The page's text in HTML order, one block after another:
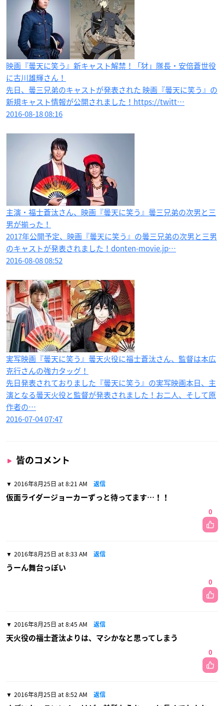
映画『曇天に笑う』新キャスト解禁！「犲」隊長・安倍蒼世役
に古川雄輝さん！
先日、曇三兄弟のキャストが発表された 映画『曇天に笑う』の
新規キャスト情報が公開されました！https://twitt…
2016-08-18 08:16
主演・福士蒼汰さん、映画『曇天に笑う』曇三兄弟の次男と三
男が揃った！
2017年公開予定、映画『曇天に笑う』の曇三兄弟の次男と三男
のキャストが発表されました！donten-movie.jp…
2016-08-08 08:52
実写映画『曇天に笑う』曇天火役に福士蒼汰さん、監督は本広
克行さんの強力タッグ！
先日発表されておりました『曇天に笑う』の実写映画本日、主
演となる曇天火役と監督が発表されました！お二人、そして原
作者の…
2016-07-04 07:47
皆のコメント
2016年8月25日 at 8:21 AM 返信
仮面ライダージョーカーずっと待ってます…！！
0
2016年8月25日 at 8:33 AM 返信
うーん舞台っぽい
0
2016年8月25日 at 8:45 AM 返信
天火役の福士蒼汰よりは、マシかなと思ってしまう
0
2016年8月25日 at 8:52 AM 返信